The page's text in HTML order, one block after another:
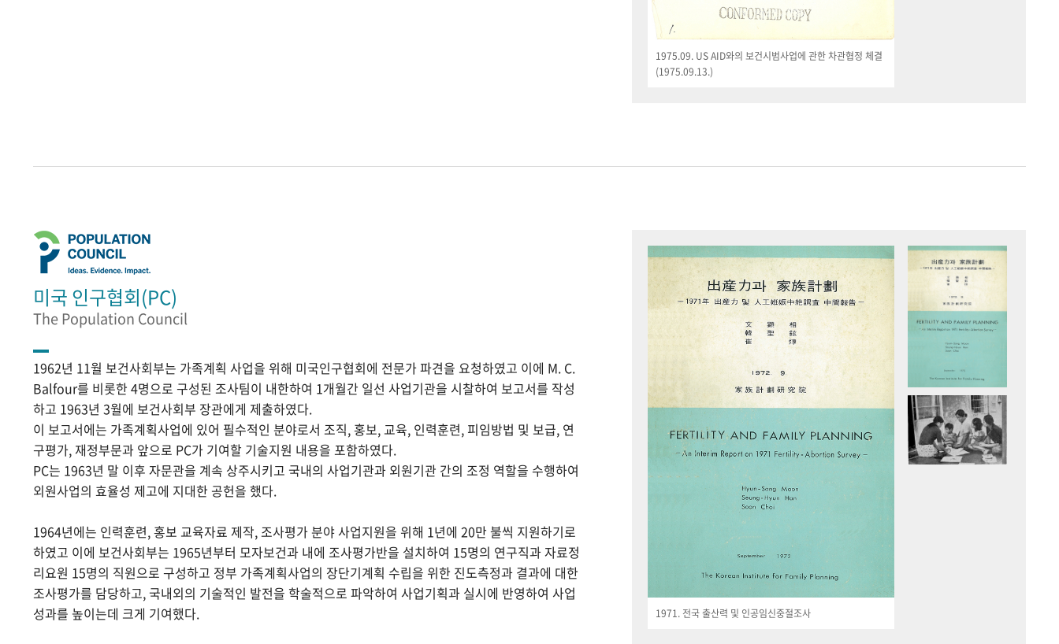
1975.09. US AID와의 보건시범사업에 관한 차관협정 체결
(1975.09.13.)
미국 인구협회(PC)
The Population Council
1962년 11월 보건사회부는 가족계획 사업을 위해 미국인구협회에 전문가 파견을 요청하였고 이에 M. C.
Balfour를 비롯한 4명으로 구성된 조사팀이 내한하여 1개월간 일선 사업기관을 시찰하여 보고서를 작성
하고 1963년 3월에 보건사회부 장관에게 제출하였다.
이 보고서에는 가족계획사업에 있어 필수적인 분야로서 조직, 홍보, 교육, 인력훈련, 피임방법 및 보급, 연
구평가, 재정부문과 앞으로 PC가 기여할 기술지원 내용을 포함하였다.
PC는 1963년 말 이후 자문관을 계속 상주시키고 국내의 사업기관과 외원기관 간의 조정 역할을 수행하여
외원사업의 효율성 제고에 지대한 공헌을 했다.
1964년에는 인력훈련, 홍보 교육자료 제작, 조사평가 분야 사업지원을 위해 1년에 20만 불씩 지원하기로
하였고 이에 보건사회부는 1965년부터 모자보건과 내에 조사평가반을 설치하여 15명의 연구직과 자료정
리요원 15명의 직원으로 구성하고 정부 가족계획사업의 장단기계획 수립을 위한 진도측정과 결과에 대한
조사평가를 담당하고, 국내외의 기술적인 발전을 학술적으로 파악하여 사업기획과 실시에 반영하여 사업
성과를 높이는데 크게 기여했다.
1971. 전국 출산력 및 인공임신중절조사